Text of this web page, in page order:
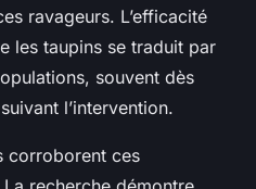
ravageurs. L’efficacité
les taupins se traduit par
souvent dès
l’intervention.
corroborent ces